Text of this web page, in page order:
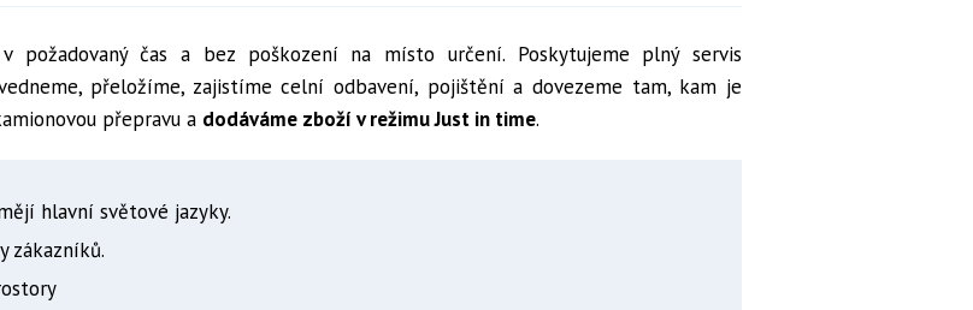
čas a bez poškození na místo určení. Poskytujeme plný servis
přeložíme, zajistíme celní odbavení, pojištění a dovezeme tam, kam je
přepravu a dodáváme zboží v režimu Just in time.
hlavní světové jazyky.
zákazníků.